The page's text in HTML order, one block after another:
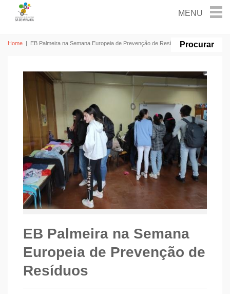
Home | EB Palmeira na Semana Europeia de Prevenção de Resíduos
EB Palmeira na Semana
Europeia de Prevenção de
Resíduos